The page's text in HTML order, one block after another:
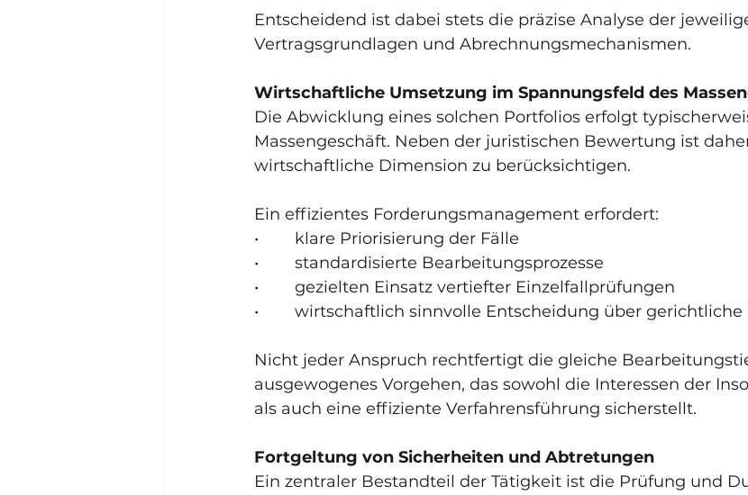
Entscheidend ist dabei stets die präzise Analyse der
Vertragsgrundlagen und Abrechnungsmechanismen.
Wirtschaftliche Umsetzung im Spannungsfeld des
Die Abwicklung eines solchen Portfolios erfolgt
Massengeschäft. Neben der juristischen Bewertung ist
wirtschaftliche Dimension zu berücksichtigen.
Ein effizientes Forderungsmanagement erfordert:
•        klare Priorisierung der Fälle
•        standardisierte Bearbeitungsprozesse
•        gezielten Einsatz vertiefter Einzelfallprüfungen
•        wirtschaftlich sinnvolle Entscheidung über
Nicht jeder Anspruch rechtfertigt die gleiche
ausgewogenes Vorgehen, das sowohl die Interessen der
als auch eine effiziente Verfahrensführung sicherstellt.
Fortgeltung von Sicherheiten und Abtretungen
Ein zentraler Bestandteil der Tätigkeit ist die Prüfung und